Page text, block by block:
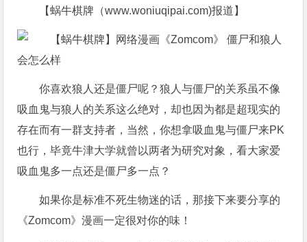
【蜗牛棋牌（www.woniuqipai.com)报道】
你喜欢狼人还是僵尸呢？狼人与僵尸的关系虽不像
吸血鬼与狼人的关系这么绝对，却也因为都是超现实的
存在而有一群支持者，当然，你想拿吸血鬼与僵尸来PK
也行，毕竟牛津大学就曾以两者为研究对象，看大家爱
吸血鬼多一点还是僵尸多一点？
如果你是标准不死生物迷的话，那接下来要分享的
《Zomcom》漫画一定很对你的味！